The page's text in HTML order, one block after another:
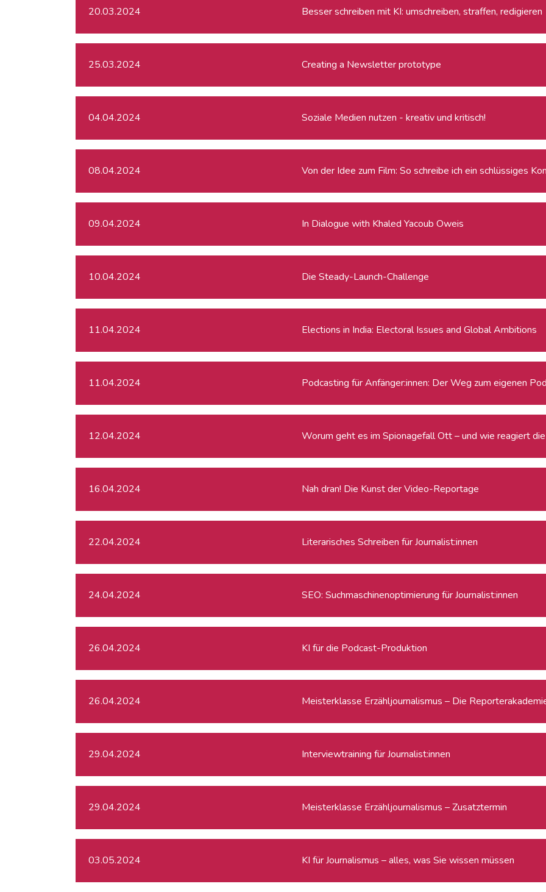
20.03.2024 Besser schreiben mit KI: umschreiben, straffen, redigieren
25.03.2024 Creating a Newsletter prototype
04.04.2024 Soziale Medien nutzen - kreativ und kritisch!
08.04.2024 Von der Idee zum Film: So schreibe ich ein schlüssiges
09.04.2024 In Dialogue with Khaled Yacoub Oweis
10.04.2024 Die Steady-Launch-Challenge
11.04.2024 Elections in India: Electoral Issues and Global Ambitions
11.04.2024 Podcasting für Anfänger:innen: Der Weg zum eigenen
12.04.2024 Worum geht es im Spionagefall Ott – und wie reagiert
16.04.2024 Nah dran! Die Kunst der Video-Reportage
22.04.2024 Literarisches Schreiben für Journalist:innen
24.04.2024 SEO: Suchmaschinenoptimierung für Journalist:innen
26.04.2024 KI für die Podcast-Produktion
26.04.2024 Meisterklasse Erzähljournalismus – Die
29.04.2024 Interviewtraining für Journalist:innen
29.04.2024 Meisterklasse Erzähljournalismus – Zusatztermin
03.05.2024 KI für Journalismus – alles, was Sie wissen müssen